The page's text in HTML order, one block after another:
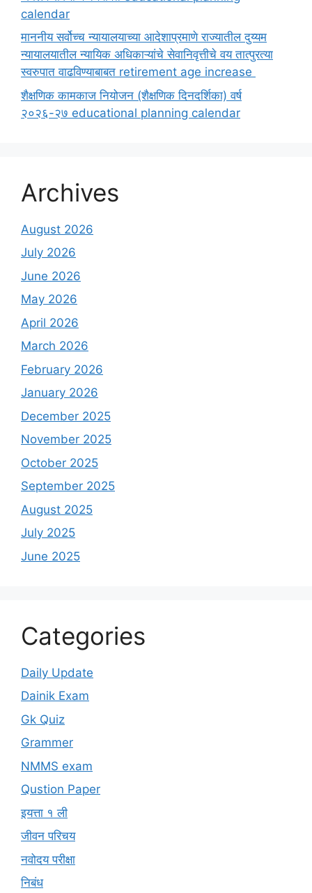
calendar
माननीय सर्वोच्च न्यायालयाच्या आदेशाप्रमाणे राज्यातील दुय्यम
न्यायालयातील न्यायिक अधिकाऱ्यांचे सेवानिवृत्तीचे वय तात्पुरत्या
स्वरुपात वाढविण्याबाबत retirement age increase
शैक्षणिक कामकाज नियोजन (शैक्षणिक दिनदर्शिका) वर्ष
२०२६-२७ educational planning calendar
Archives
August 2026
July 2026
June 2026
May 2026
April 2026
March 2026
February 2026
January 2026
December 2025
November 2025
October 2025
September 2025
August 2025
July 2025
June 2025
Categories
Daily Update
Dainik Exam
Gk Quiz
Grammer
NMMS exam
Qustion Paper
इयत्ता १ ली
जीवन परिचय
नवोदय परीक्षा
निबंध